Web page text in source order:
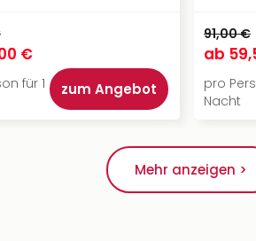
€
für 1
zum Angebot
91,00 €
ab
pro
Nacht
Mehr anzeigen >